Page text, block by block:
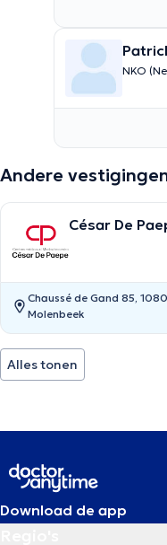
NKO
Andere
César De
Chaussé de Gand 85,
Molenbeek
Alles tonen
Download de app